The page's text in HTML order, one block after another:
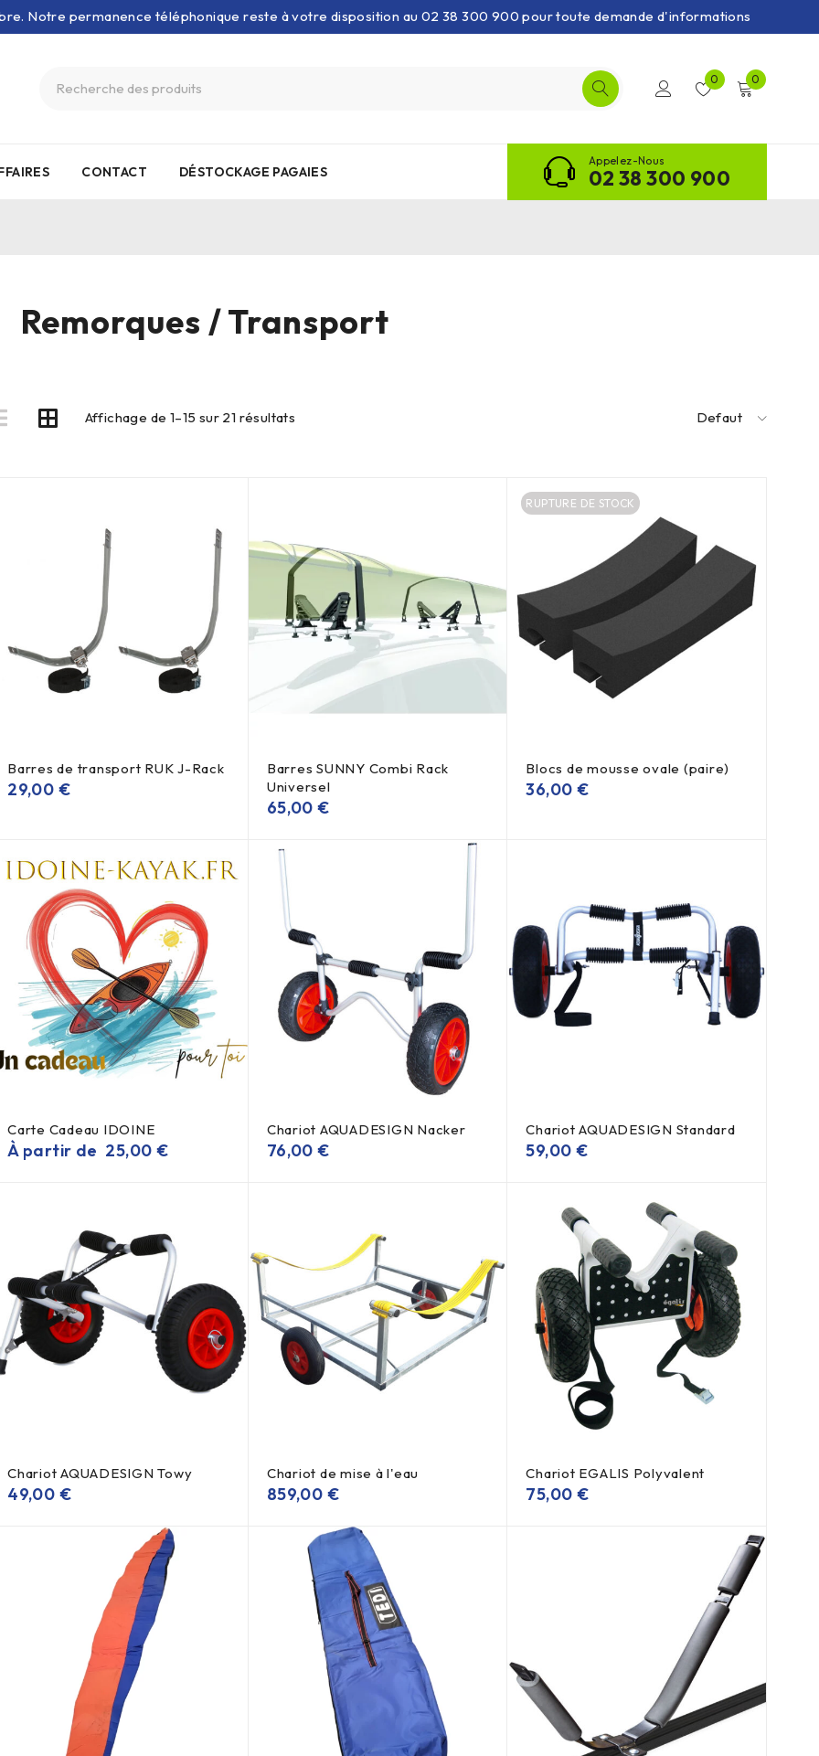
Notre permanence téléphonique reste à votre disposition au 02 38 300 900 pour toute demande d'informations
0 0
CONTACT DÉSTOCKAGE PAGAIES
Appelez-Nous
02 38 300 900
Remorques / Transport
Affichage de 1–15 sur 21 résultats Defaut
Barres de transport RUK J-Rack
29,00 €
Barres SUNNY Combi Rack
Universel
65,00€
RUPTURE DE STOCK
Blocs de mousse ovale (paire)
36,00 €
Carte Cadeau IDOINE
À partir de 25,00 €
Chariot AQUADESIGN Nacker
76,00€
Chariot AQUADESIGN Standard
59,00 €
Chariot AQUADESIGN Towy
49,00 €
Chariot de mise à l'eau
859,00 €
Chariot EGALIS Polyvalent
75,00 €